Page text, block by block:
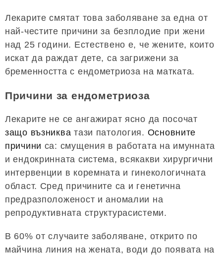
Лекарите смятат това заболяване за една от
най-честите причини за безплодие при жени
над 25 години. Естествено е, че жените, които
искат да раждат дете, са загрижени за
бременността с ендометриоза на матката.
Причини за ендометриоза
Лекарите не се ангажират ясно да посочат
защо възниква тази патология. Основните
причини са: смущения в работата на имунната
и ендокринната система, всякакви хирургични
интервенции в коремната и гинекологичната
област. Сред причините са и генетична
предразположеност и аномалии на
репродуктивната структурасистеми.
В 60% от случаите заболяване, открито по
майчина линия на жената, води до появата на